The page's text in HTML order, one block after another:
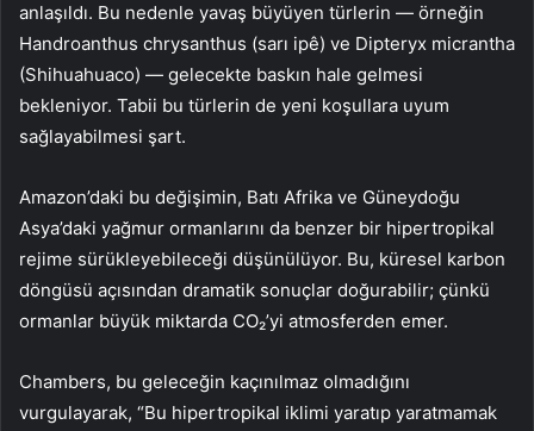
anlaşıldı. Bu nedenle yavaş büyüyen türlerin — örneğin
Handroanthus chrysanthus (sarı ipê) ve Dipteryx micrantha
(Shihuahuaco) — gelecekte baskın hale gelmesi
bekleniyor. Tabii bu türlerin de yeni koşullara uyum
sağlayabilmesi şart.
Amazon’daki bu değişimin, Batı Afrika ve Güneydoğu
Asya’daki yağmur ormanlarını da benzer bir hipertropikal
rejime sürükleyebileceği düşünülüyor. Bu, küresel karbon
döngüsü açısından dramatik sonuçlar doğurabilir; çünkü
ormanlar büyük miktarda CO₂’yi atmosferden emer.
Chambers, bu geleceğin kaçınılmaz olmadığını
vurgulayarak, “Bu hipertropikal iklimi yaratıp yaratmamak